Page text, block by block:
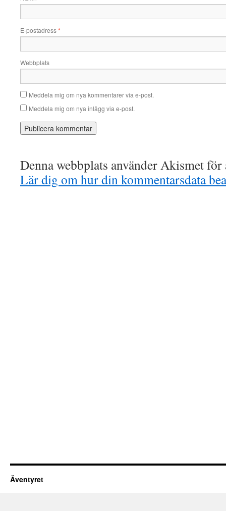
E-postadress*
Webbplats
Meddela mig om nya kommentarer via e-post.
Meddela mig om nya inlägg via e-post.
Denna webbplats använder Akismet
Lär dig om hur din kommentarsdata
Äventyret